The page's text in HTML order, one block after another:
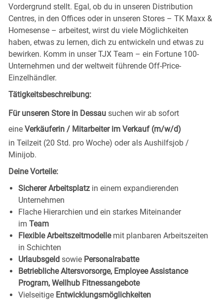
Vordergrund stellt. Egal, ob du in unseren Distribution
Centres, in den Offices oder in unseren Stores – TK Maxx &
Homesense – arbeitest, wirst du viele Möglichkeiten
haben, etwas zu lernen, dich zu entwickeln und etwas zu
bewirken. Komm in unser TJX Team – ein Fortune 100-
Unternehmen und der weltweit führende Off-Price-
Einzelhändler.
Tätigkeitsbeschreibung:
Für unseren Store in Dessau suchen wir ab sofort
eine Verkäuferin / Mitarbeiter im Verkauf (m/w/d)
in Teilzeit (20 Std. pro Woche) oder als Aushilfsjob /
Minijob.
Deine Vorteile:
Sicherer Arbeitsplatz in einem expandierenden
Unternehmen
Flache Hierarchien und ein starkes Miteinander
im Team
Flexible Arbeitszeitmodelle mit planbaren Arbeitszeiten
in Schichten
Urlaubsgeld sowie Personalrabatte
Betriebliche Altersvorsorge, Employee Assistance
Program, Wellhub Fitnessangebote
Vielseitige Entwicklungsmöglichkeiten